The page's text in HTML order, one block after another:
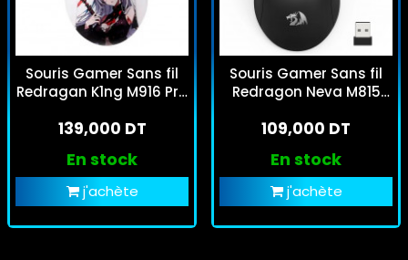
Souris Gamer Sans fil
Redragan K1ng M916 Pro
139,000 DT
En stock
j'achète
Souris Gamer Sans fil
Redragon Neva M815
109,000 DT
En stock
j'achète